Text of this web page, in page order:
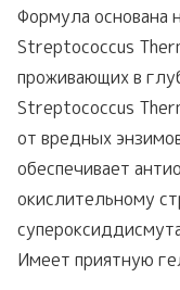
Формула основана
Streptococcus
проживающих в
Streptococcus
от вредных
обеспечивает
окислительному
Имеет приятную